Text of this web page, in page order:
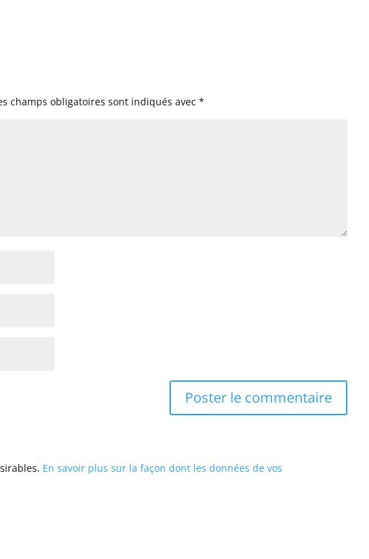
champs obligatoires sont indiqués avec*
En savoir plus sur la façon dont les données de vos